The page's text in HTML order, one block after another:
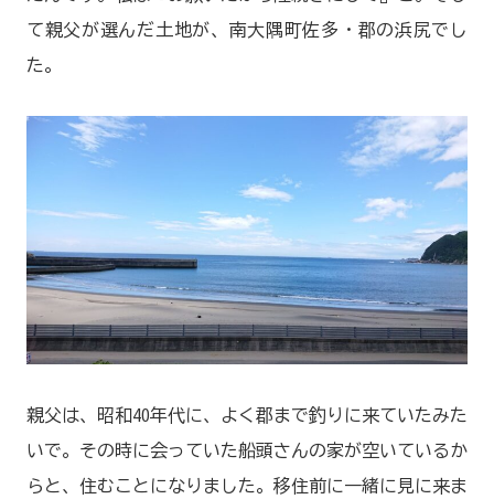
て親父が選んだ土地が、南大隅町佐多・郡の浜尻でし
た。
親父は、昭和40年代に、よく郡まで釣りに来ていたみた
いで。その時に会っていた船頭さんの家が空いているか
らと、住むことになりました。移住前に一緒に見に来ま